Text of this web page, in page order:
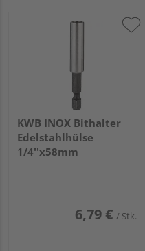
KWB INOX Bithalter
Edelstahlhülse
1/4''x58mm
6,79 € / Stk.